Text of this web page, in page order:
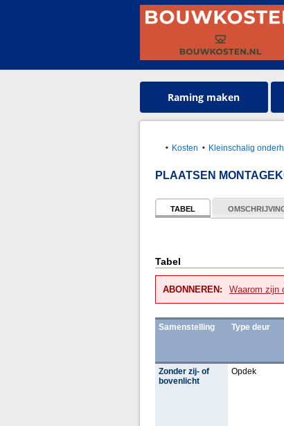
Raming maken
Kosten Kleinschalig
PLAATSEN
TABEL
Tabel
ABONNEREN: Waarom zijn
Samenstelling Type deur
Zonder zij- of
bovenlicht
Opdek